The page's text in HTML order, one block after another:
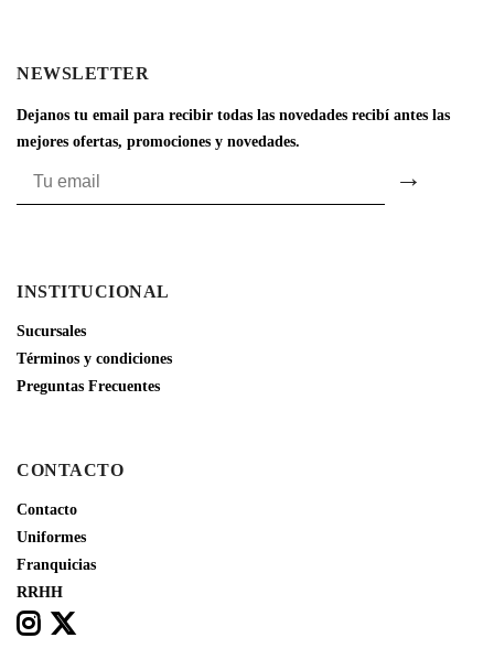
NEWSLETTER
Dejanos tu email para recibir todas las novedades recibí antes las
mejores ofertas, promociones y novedades.
INSTITUCIONAL
Sucursales
Términos y condiciones
Preguntas Frecuentes
CONTACTO
Contacto
Uniformes
Franquicias
RRHH